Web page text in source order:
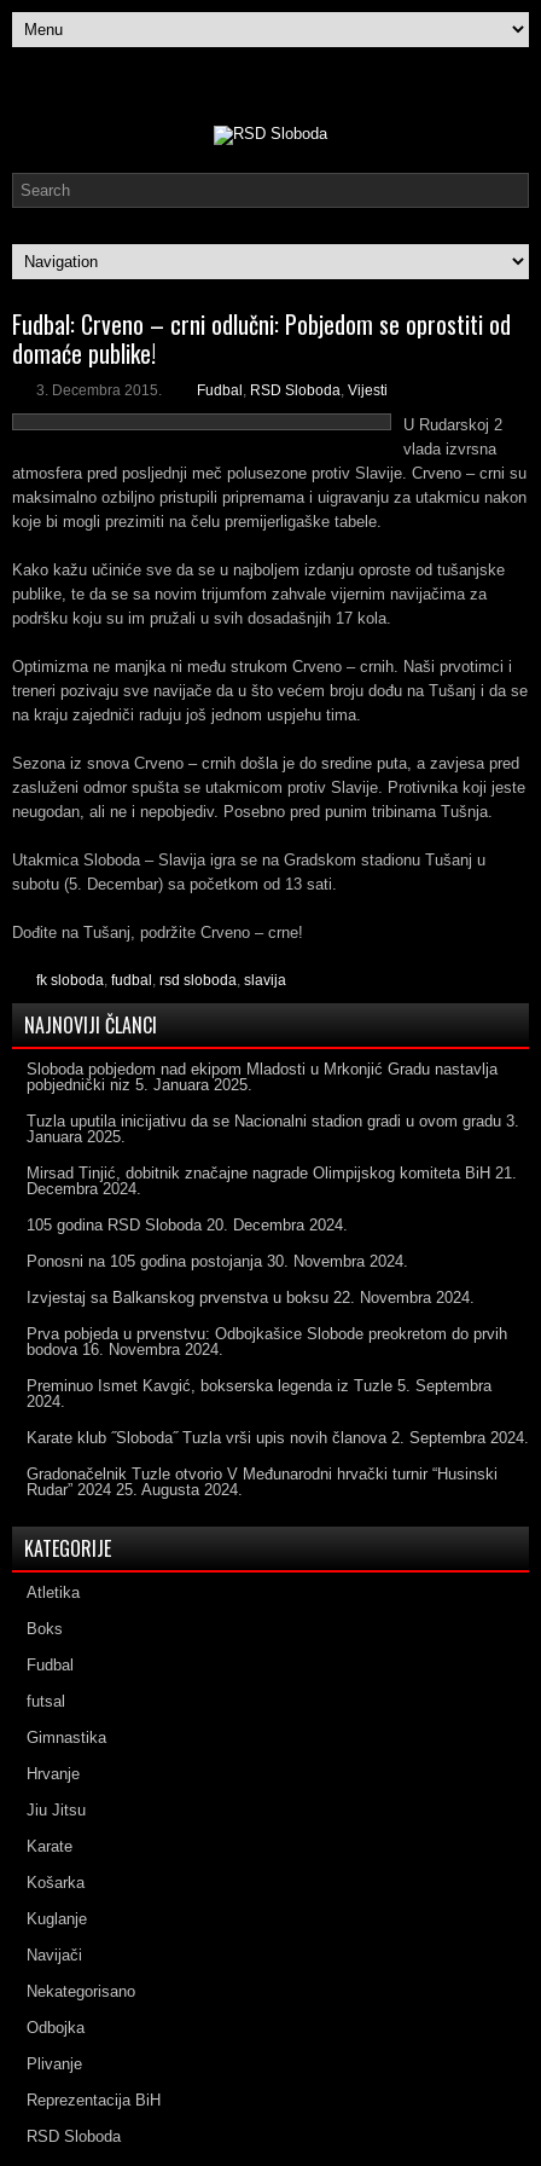
Fudbal: Crveno – crni odlučni: Pobjedom se oprostiti od
domaće publike!
3. Decembra 2015. Fudbal , RSD Sloboda, Vijesti
U Rudarskoj 2
vlada izvrsna
atmosfera pred posljednji meč polusezone protiv Slavije. Crveno – crni su
maksimalno ozbiljno pristupili pripremama i uigravanju za utakmicu nakon
koje bi mogli prezimiti na čelu premijerligaške tabele.
Kako kažu učiniće sve da se u najboljem izdanju oproste od tušanjske
publike, te da se sa novim trijumfom zahvale vijernim navijačima za
podršku koju su im pružali u svih dosadašnjih 17 kola.
Optimizma ne manjka ni među strukom Crveno – crnih. Naši prvotimci i
treneri pozivaju sve navijače da u što većem broju dođu na Tušanj i da se
na kraju zajedniči raduju još jednom uspjehu tima.
Sezona iz snova Crveno – crnih došla je do sredine puta, a zavjesa pred
zasluženi odmor spušta se utakmicom protiv Slavije. Protivnika koji jeste
neugodan, ali ne i nepobjediv. Posebno pred punim tribinama Tušnja.
Utakmica Sloboda – Slavija igra se na Gradskom stadionu Tušanj u
subotu (5. Decembar) sa početkom od 13 sati.
Dođite na Tušanj, podržite Crveno – crne!
fk sloboda, fudbal , rsd sloboda, slavija
NAJNOVIJI ČLANCI
Sloboda pobjedom nad ekipom Mladosti u Mrkonjić Gradu nastavlja
pobjednički niz 5. Januara 2025.
Tuzla uputila inicijativu da se Nacionalni stadion gradi u ovom gradu 3.
Januara 2025.
Mirsad Tinjić, dobitnik značajne nagrade Olimpijskog komiteta BiH 21.
Decembra 2024.
105 godina RSD Sloboda 20. Decembra 2024.
Ponosni na 105 godina postojanja 30. Novembra 2024.
Izvjestaj sa Balkanskog prvenstva u boksu 22. Novembra 2024.
Prva pobjeda u prvenstvu: Odbojkašice Slobode preokretom do prvih
bodova 16. Novembra 2024.
Preminuo Ismet Kavgić, bokserska legenda iz Tuzle 5. Septembra
2024.
Karate klub ˝Sloboda˝ Tuzla vrši upis novih članova 2. Septembra 2024.
Gradonačelnik Tuzle otvorio V Međunarodni hrvački turnir “Husinski
Rudar” 2024 25. Augusta 2024.
KATEGORIJE
Atletika
Boks
Fudbal
futsal
Gimnastika
Hrvanje
Jiu Jitsu
Karate
Košarka
Kuglanje
Navijači
Nekategorisano
Odbojka
Plivanje
Reprezentacija BiH
RSD Sloboda